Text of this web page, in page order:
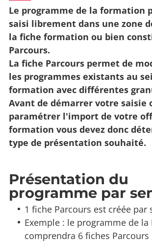
Le programme de la formation
saisi librement dans une zone
la fiche formation ou bien
Parcours.
La fiche Parcours permet de
les programmes existants au
formation avec différentes
Avant de démarrer votre saisie
paramétrer l'import de votre
formation vous devez donc
type de présentation souhaité.
Présentation du
programme par
1 fiche Parcours est créée par
Exemple : le programme de la
comprendra 6 fiches Parcours